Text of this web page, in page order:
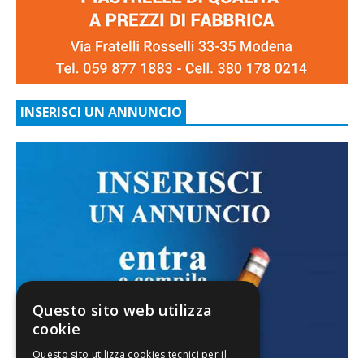
INSERISCI UN ANNUNCIO
Questo sito web utilizza
cookie